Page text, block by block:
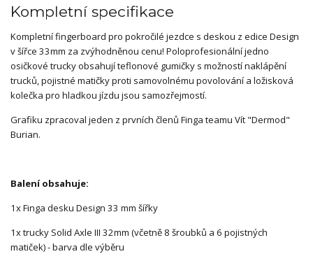
Kompletní specifikace
Kompletní fingerboard pro pokročilé jezdce s deskou z edice Design
v šířce 33mm za zvýhodněnou cenu! Poloprofesionální jedno
osičkové trucky obsahují teflonové gumičky s možností naklápění
trucků, pojistné matičky proti samovolnému povolování a ložisková
kolečka pro hladkou jízdu jsou samozřejmostí.
Grafiku zpracoval jeden z prvních členů Finga teamu Vít "Dermod"
Burian.
Balení obsahuje:
1x Finga desku Design 33 mm šířky
1x trucky Solid Axle III 32mm (včetně 8 šroubků a 6 pojistných
matiček) - barva dle výběru